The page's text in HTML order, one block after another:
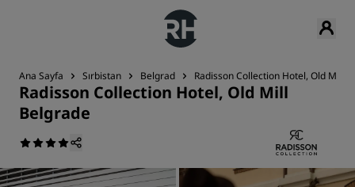
Ana Sayfa Sırbistan Belgrad Radisson Collection Hotel, Old Mill
Radisson Collection Hotel, Old Mill
Belgrade